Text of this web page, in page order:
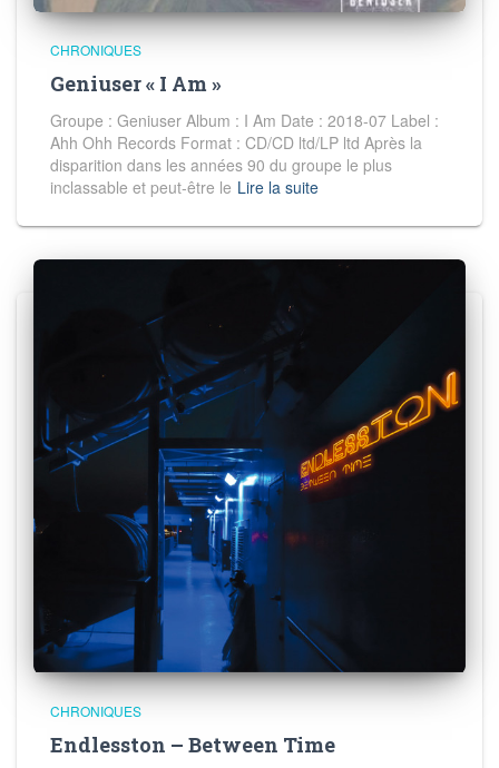
CHRONIQUES
Geniuser « I Am »
Groupe : Geniuser Album : I Am Date : 2018-07 Label :
Ahh Ohh Records Format : CD/CD ltd/LP ltd Après la
disparition dans les années 90 du groupe le plus
inclassable et peut-être le Lire la suite
CHRONIQUES
Endlesston – Between Time